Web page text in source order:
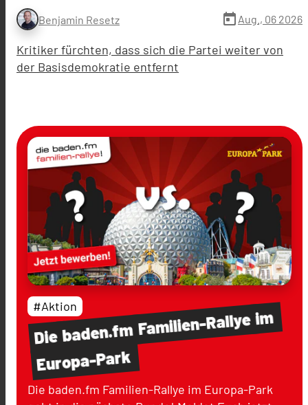
Benjamin Resetz today Aug., 06 2026
Kritiker fürchten, dass sich die Partei weiter von
der Basisdemokratie entfernt
Diebaden.fmFamilien-Rallyeim
Europa-Park
#Aktion
Die baden.fm Familien-Rallye im Europa-Park